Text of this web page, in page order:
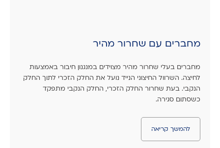
מחברים עם שחרור מהיר
מחברים בעלי שחרור מהיר מצוידים במנגנון חיבור באמצעות
לחיצה. השרוול החיצוני הנייד נועל את החלק הזכרי לתוך החלק
הנקבי. בעת שחרור החלק הזכרי, החלק הנקבי מתפקד
כשסתום סגירה.
להמשך קריאה